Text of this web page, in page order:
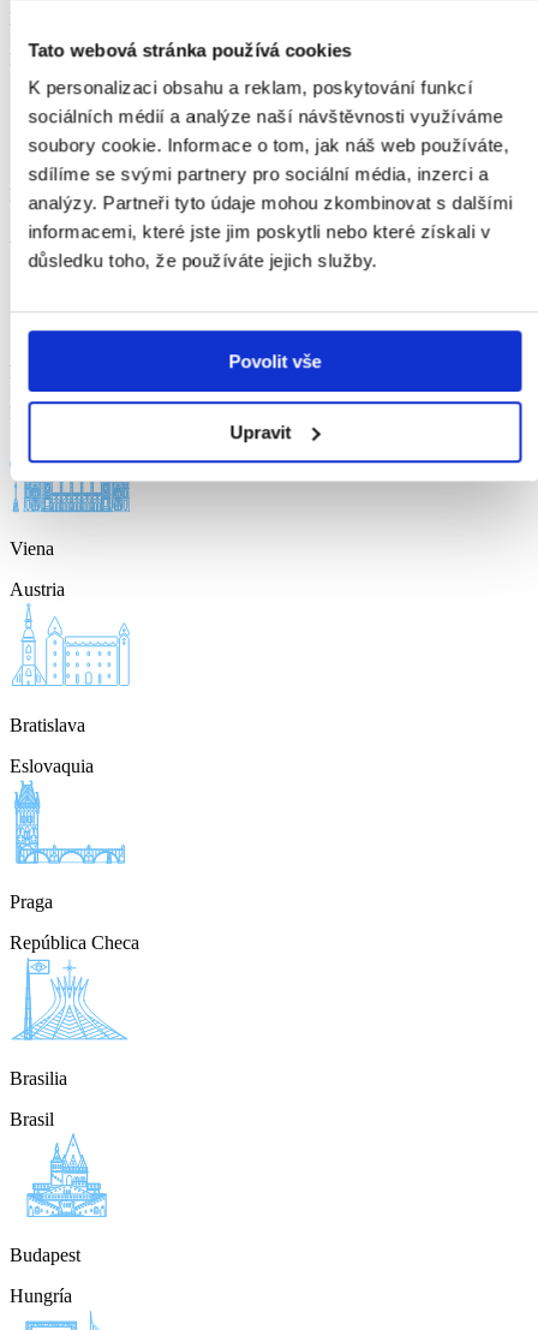
Tato webová stránka používá cookies
K personalizaci obsahu a reklam, poskytování funkcí
sociálních médií a analýze naší návštěvnosti využíváme
soubory cookie. Informace o tom, jak náš web používáte,
sdílíme se svými partnery pro sociální média, inzerci a
analýzy. Partneři tyto údaje mohou zkombinovat s dalšími
informacemi, které jste jim poskytli nebo které získali v
důsledku toho, že používáte jejich služby.
Povolit vše
Upravit
Barcelona
España
Berlín
Alemania
París
Francia
Viena
Austria
Bratislava
Eslovaquia
Praga
República Checa
Brasilia
Brasil
Budapest
Hungría